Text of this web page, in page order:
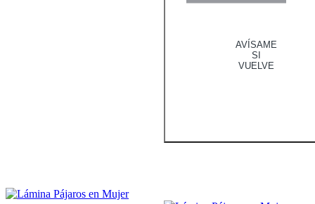
AVÍSAME
SI
VUELVE